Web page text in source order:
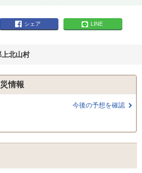
シェア LINE
北山村
情報
今後の予想を確認